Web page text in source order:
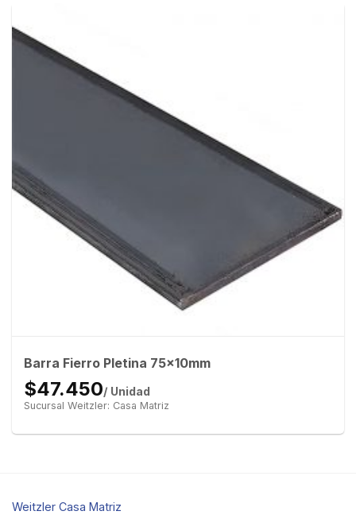
Barra Fierro Pletina 75x10mm
$47.450/ Unidad
Sucursal Weitzler: Casa Matriz
Weitzler Casa Matriz